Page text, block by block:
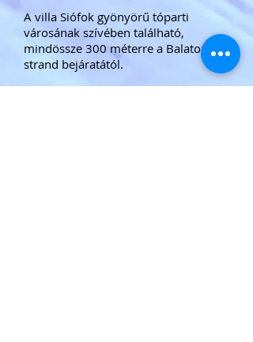
A villa Siófok gyönyörű tóparti
városának szívében található,
mindössze 300 méterre a Balaton fő
strand bejáratától.